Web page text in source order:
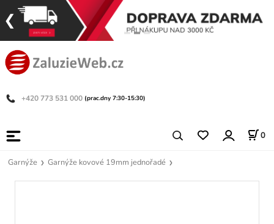
+420 773 531 000 (prac.dny 7:30-15:30)
0
Garnýže Garnýže kovové 19mm jednořadé